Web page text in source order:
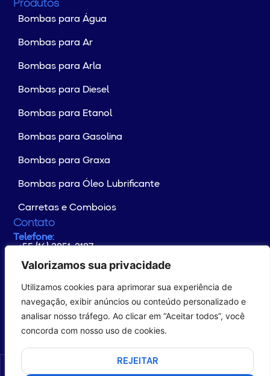
Valorizamos sua privacidade
Utilizamos cookies para aprimorar sua experiência de
navegação, exibir anúncios ou conteúdo personalizado e
analisar nosso tráfego. Ao clicar em “Aceitar todos”, você
concorda com nosso uso de cookies.
REJEITAR
Produtos
Bombas para Água
Bombas para Ar
Bombas para Arla
Bombas para Diesel
Bombas para Etanol
Bombas para Gasolina
Bombas para Graxa
Bombas para Óleo Lubrificante
Carretas e Comboios
Contato
Telefone:
+55 (16) 3851-2187
Whatsapp:
+55 (16) 99176-4133
Endereço:
Rodovia Altino Arantes Km 102
CEP: 14.649-899 - Distrito Industrial
Morro Agudo/SP – Brasil
© Copyright 2026 YAMAGUCHI. All rights reserved.